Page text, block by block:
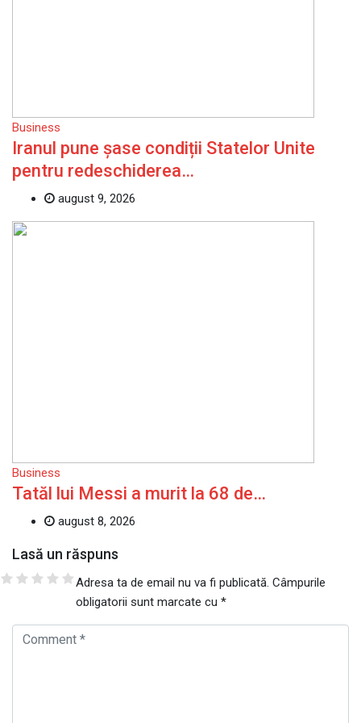
Business
Iranul pune șase condiții Statelor Unite
pentru redeschiderea…
august 9, 2026
Business
Tatăl lui Messi a murit la 68 de…
august 8, 2026
Lasă un răspuns
Adresa ta de email nu va fi publicată. Câmpurile
obligatorii sunt marcate cu *